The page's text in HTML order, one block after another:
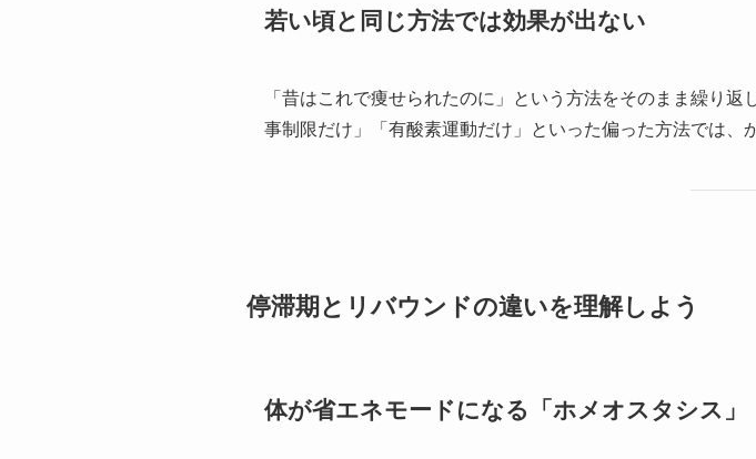
若い頃と同じ方法では効果が出ない
「昔はこれで痩せられたのに」という方法をそのまま繰り
事制限だけ」「有酸素運動だけ」といった偏った方法では、
停滞期とリバウンドの違いを理解しよう
体が省エネモードになる「ホメオスタシス」